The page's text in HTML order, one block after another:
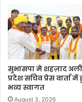
सुभासपा मे शहज़ाद
प्रदेश सचिव प्रेस वार्ता
भव्य स्वागत
August 3, 2026